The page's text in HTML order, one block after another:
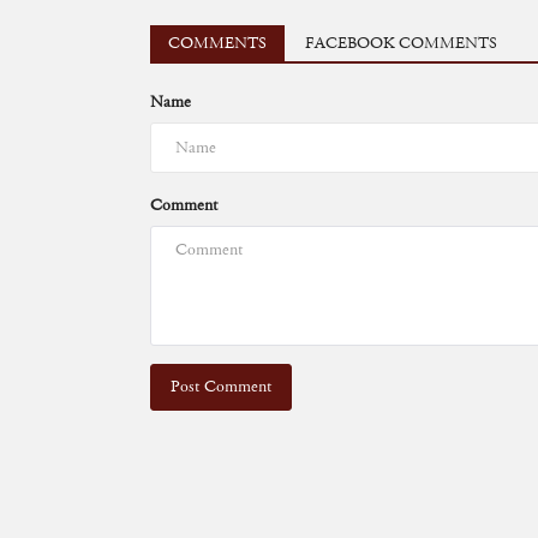
COMMENTS FACEBOOK COMMENTS
Name
Comment
Post Comment